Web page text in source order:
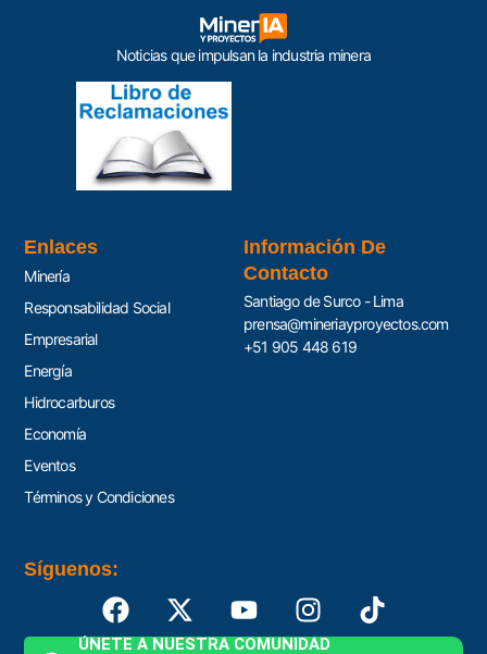
Noticias que impulsan la industria minera
Enlaces
Minería
Responsabilidad Social
Empresarial
Energía
Hidrocarburos
Economía
Eventos
Términos y Condiciones
Información De
Contacto
Santiago de Surco - Lima
prensa@mineriayproyectos.com
+51 905 448 619
Síguenos:
ÚNETE A NUESTRA COMUNIDAD